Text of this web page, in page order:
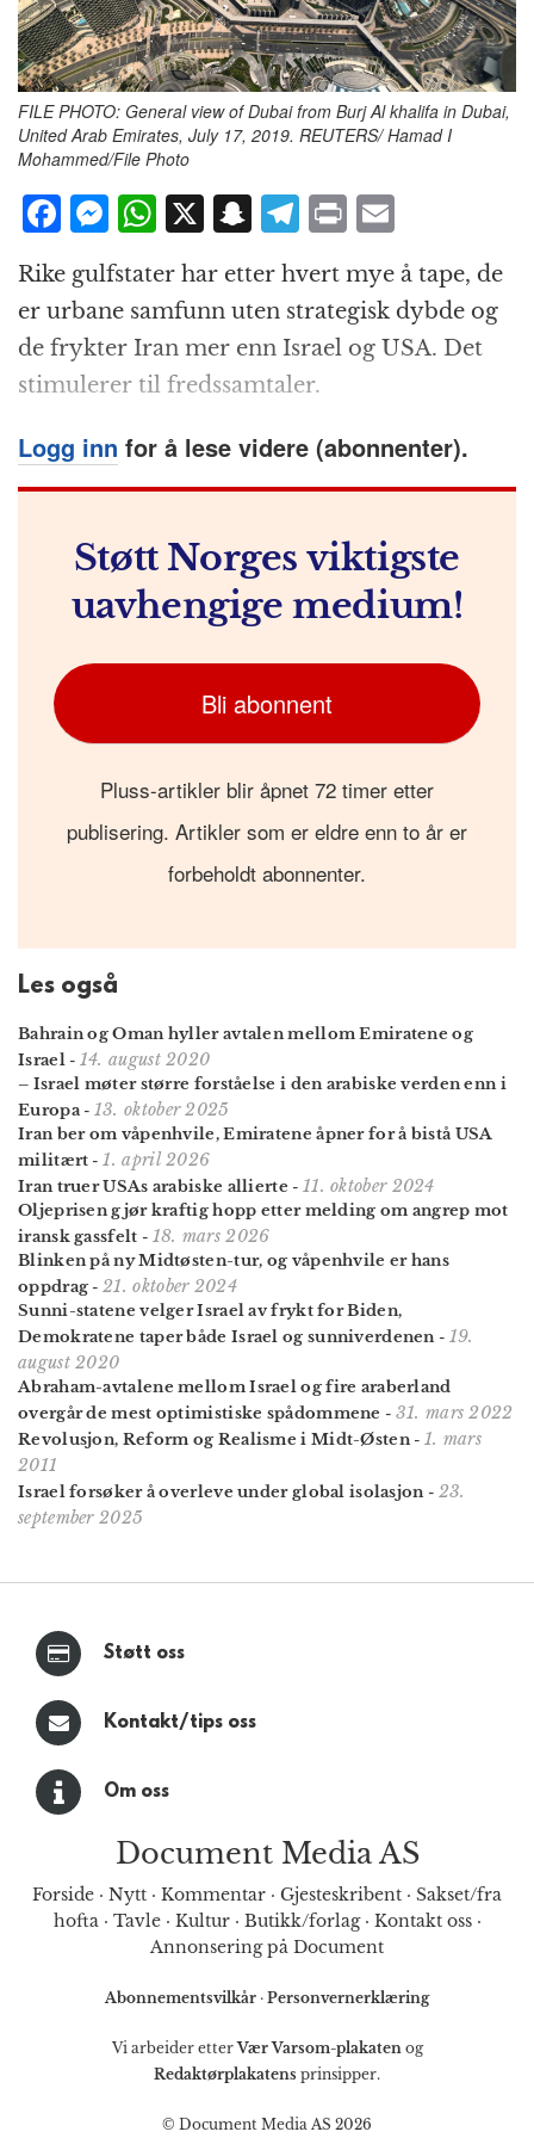
FILE PHOTO: General view of Dubai from Burj Al khalifa in Dubai,
United Arab Emirates, July 17, 2019. REUTERS/ Hamad I
Mohammed/File Photo
F
c
e
b
o
o
k
M
e
ss
e
n
g
e
r
W
h
at
s
A
p
p
X S
a
p
c
h
at
T
e
g
r
a
m
P
n
t
m
ai
l
Rike gulfstater har etter hvert mye å tape, de
er urbane samfunn uten strategisk dybde og
de frykter Iran mer enn Israel og USA. Det
stimulerer til fredssamtaler.
Logg inn for å lese videre (abonnenter).
Støtt Norges viktigste
uavhengige medium!
Bli abonnent
Pluss-artikler blir åpnet 72 timer etter
publisering. Artikler som er eldre enn to år er
forbeholdt abonnenter.
Les også
Bahrain og Oman hyller avtalen mellom Emiratene og
Israel- 14. august 2020
– Israel møter større forståelse i den arabiske verden enn i
Europa- 13. oktober 2025
Iran ber om våpenhvile, Emiratene åpner for å bistå USA
militært -1. april 2026
Iran truer USAs arabiske allierte - 11. oktober 2024
Oljeprisen gjør kraftig hopp etter melding om angrep mot
iransk gassfelt - 18. mars 2026
Blinken på ny Midtøsten-tur, og våpenhvile er hans
oppdrag -21. oktober 2024
Sunni-statene velger Israel av frykt for Biden,
Demokratene taper både Israel og sunniverdenen- 19.
august 2020
Abraham-avtalene mellom Israel og fire araberland
overgår de mest optimistiske spådommene - 31. mars 2022
Revolusjon, Reform og Realisme i Midt-Østen- 1. mars
2011
Israel forsøker å overleve under global isolasjon- 23.
september 2025
Støtt oss
Kontakt/tips oss
Om oss
Document Media AS
Forside · Nytt · Kommentar · Gjesteskribent · Sakset/fra
hofta· Tavle· Kultur· Butikk/forlag· Kontakt oss·
Annonsering på Document
Abonnementsvilkår · Personvernerklæring
Vi arbeider etterVær Varsom-plakaten og
Redaktørplakatens prinsipper.
© Document Media AS 2026